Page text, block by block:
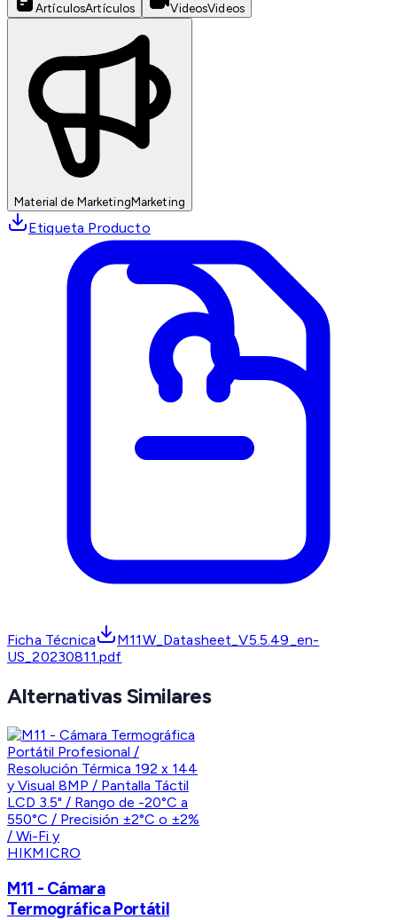
ArtículosArtículos VideosVideos
Material de MarketingMarketing
Etiqueta Producto
Ficha Técnica
M11W_Datasheet_V5.5.49_en-
US_20230811.pdf
Alternativas Similares
HIKMICRO
M11 - Cámara
Termográfica Portátil